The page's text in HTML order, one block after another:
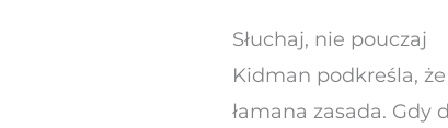
Słuchaj, nie pouczaj
Kidman podkreśla,
łamana zasada.